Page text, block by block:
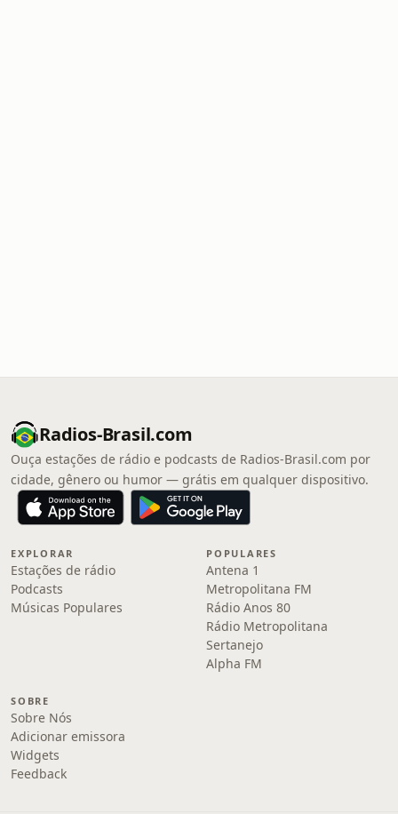
Radios-Brasil.com
Ouça estações de rádio e podcasts de Radios-Brasil.com por
cidade, gênero ou humor — grátis em qualquer dispositivo.
EXPLORAR
Estações de rádio
Podcasts
Músicas Populares
POPULARES
Antena 1
Metropolitana FM
Rádio Anos 80
Rádio Metropolitana
Sertanejo
Alpha FM
SOBRE
Sobre Nós
Adicionar emissora
Widgets
Feedback